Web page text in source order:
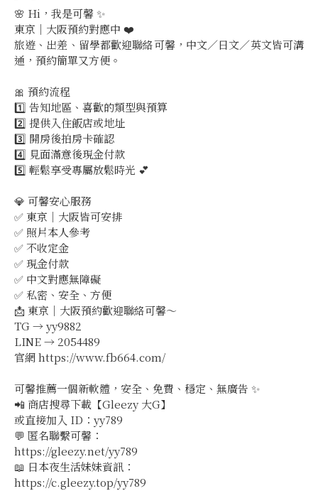
🌸 Hi，我是可馨 ✨
東京｜大阪預約對應中 ❤️
旅遊、出差、留學都歡迎聯絡可馨，中文／日文／英文皆可溝
通，預約簡單又方便。
🎀 預約流程
1️⃣ 告知地區、喜歡的類型與預算
2️⃣ 提供入住飯店或地址
3️⃣ 開房後拍房卡確認
4️⃣ 見面滿意後現金付款
5️⃣ 輕鬆享受專屬放鬆時光 💕
💎 可馨安心服務
✅ 東京｜大阪皆可安排
✅ 照片本人參考
✅ 不收定金
✅ 現金付款
✅ 中文對應無障礙
✅ 私密、安全、方便
📩 東京｜大阪預約歡迎聯絡可馨～
TG → yy9882
LINE → 2054489
官網 https://www.fb664.com/
可馨推薦一個新軟體，安全、免費、穩定、無廣告 ✨
📲 商店搜尋下載【Gleezy 大G】
或直接加入 ID：yy789
💬 匿名聯繫可馨：
https://gleezy.net/yy789
📖 日本夜生活妹妹資訊：
https://c.gleezy.top/yy789